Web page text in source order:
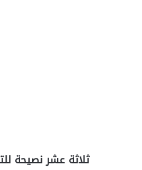
ثلاثة عشر نصيحة